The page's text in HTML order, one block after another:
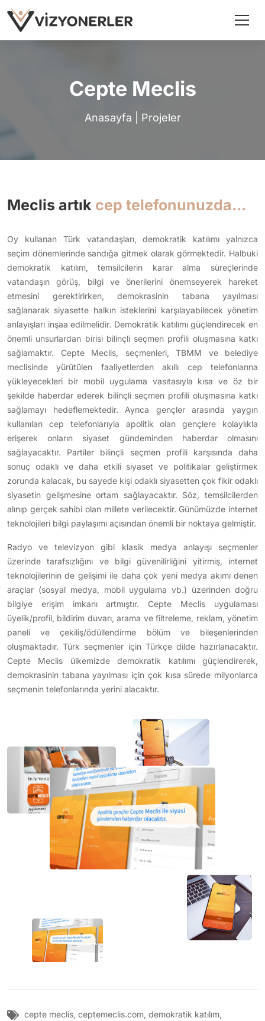
Cepte Meclis
Anasayfa Projeler
Meclis artık cep telefonunuzda...
Oy kullanan Türk vatandaşları, demokratik katılımı yalnızca
seçim dönemlerinde sandığa gitmek olarak görmektedir. Halbuki
demokratik katılım, temsilcilerin karar alma süreçlerinde
vatandaşın görüş, bilgi ve önerilerini önemseyerek hareket
etmesini gerektirirken, demokrasinin tabana yayılması
sağlanarak siyasette halkın isteklerini karşılayabilecek yönetim
anlayışları inşaa edilmelidir. Demokratik katılımı güçlendirecek en
önemli unsurlardan birisi bilinçli seçmen profili oluşmasına katkı
sağlamaktır. Cepte Meclis, seçmenleri, TBMM ve belediye
meclisinde yürütülen faaliyetlerden akıllı cep telefonlarına
yükleyecekleri bir mobil uygulama vasıtasıyla kısa ve öz bir
şekilde haberdar ederek bilinçli seçmen profili oluşmasına katkı
sağlamayı hedeflemektedir. Ayrıca gençler arasında yaygın
kullanılan cep telefonlarıyla apolitik olan gençlere kolaylıkla
erişerek onların siyaset gündeminden haberdar olmasını
sağlayacaktır. Partiler bilinçli seçmen profili karşısında daha
sonuç odaklı ve daha etkili siyaset ve politikalar geliştirmek
zorunda kalacak, bu sayede kişi odaklı siyasetten çok fikir odaklı
siyasetin gelişmesine ortam sağlayacaktır. Söz, temsilcilerden
alınıp gerçek sahibi olan millete verilecektir. Günümüzde internet
teknolojileri bilgi paylaşımı açısından önemli bir noktaya gelmiştir.
Radyo ve televizyon gibi klasik medya anlayışı seçmenler
üzerinde tarafsızlığını ve bilgi güvenilirliğini yitirmiş, internet
teknolojilerinin de gelişimi ile daha çok yeni medya akımı denen
araçlar (sosyal medya, mobil uygulama vb.) üzerinden doğru
bilgiye erişim imkanı artmıştır. Cepte Meclis uygulaması
üyelik/profil, bildirim duvarı, arama ve filtreleme, reklam, yönetim
paneli ve çekiliş/ödüllendirme bölüm ve bileşenlerinden
oluşmaktadır. Türk seçmenler için Türkçe dilde hazırlanacaktır.
Cepte Meclis ülkemizde demokratik katılımı güçlendirerek,
demokrasinin tabana yayılması için çok kısa sürede milyonlarca
seçmenin telefonlarında yerini alacaktır.
cepte meclis, ceptemeclis.com, demokratik katılım,